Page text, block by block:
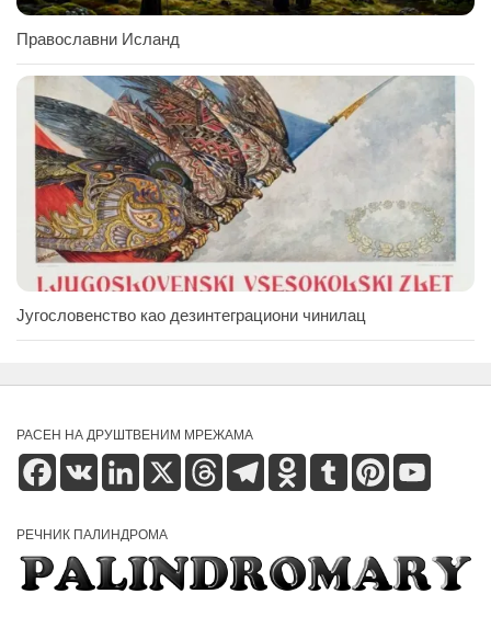
Православни Исланд
Југословенство као дезинтеграциони чинилац
РАСЕН НА ДРУШТВЕНИМ МРЕЖАМА
Facebook
VK LinkedInX ThreadsTelegramOdnoklassniki
Tumblr Pinterest
РЕЧНИК ПАЛИНДРОМА